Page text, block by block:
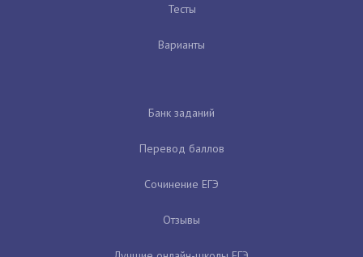
Тесты
Варианты
Банк заданий
Перевод баллов
Сочинение ЕГЭ
Отзывы